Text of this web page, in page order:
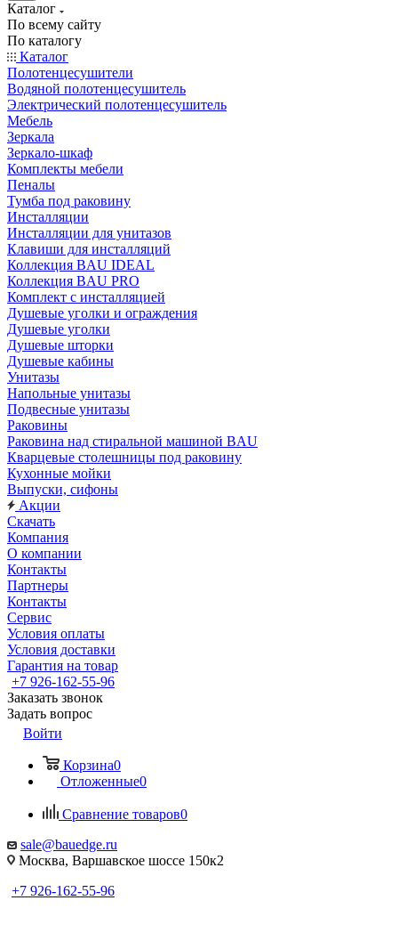
Каталог
По всему сайту
По каталогу
Каталог
Полотенцесушители
Водяной полотенцесушитель
Электрический полотенцесушитель
Мебель
Зеркала
Зеркало-шкаф
Комплекты мебели
Пеналы
Тумба под раковину
Инсталляции
Инсталляции для унитазов
Клавиши для инсталляций
Коллекция BAU IDEAL
Коллекция BAU PRO
Комплект с инсталляцией
Душевые уголки и ограждения
Душевые уголки
Душевые шторки
Душевые кабины
Унитазы
Напольные унитазы
Подвесные унитазы
Раковины
Раковина над стиральной машиной BAU
Кварцевые столешницы под раковину
Кухонные мойки
Выпуски, сифоны
Акции
Скачать
Компания
О компании
Контакты
Партнеры
Контакты
Сервис
Условия оплаты
Условия доставки
Гарантия на товар
+7 926-162-55-96
Заказать звонок
Задать вопрос
Войти
Корзина0
Отложенные0
Сравнение товаров0
sale@bauedge.ru
Москва, Варшавское шоссе 150к2
+7 926-162-55-96